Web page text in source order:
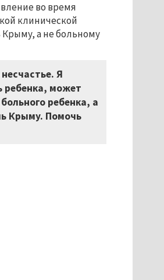
во время
клинической
а не больному
Я
ребенка, может
ребенка, а
Крыму. Помочь